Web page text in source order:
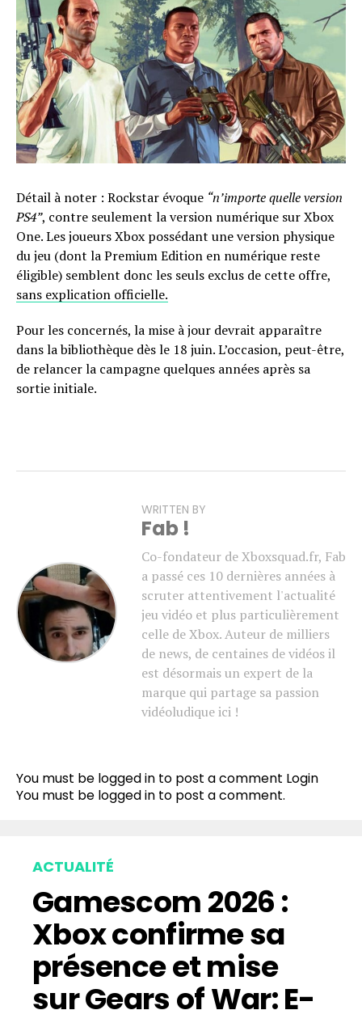
Détail à noter : Rockstar évoque “n’importe quelle version
PS4”, contre seulement la version numérique sur Xbox
One. Les joueurs Xbox possédant une version physique
du jeu (dont la Premium Edition en numérique reste
éligible) semblent donc les seuls exclus de cette offre,
sans explication officielle.
Pour les concernés, la mise à jour devrait apparaître
dans la bibliothèque dès le 18 juin. L’occasion, peut-être,
de relancer la campagne quelques années après sa
sortie initiale.
WRITTEN BY
Fab !
Co-fondateur de Xboxsquad.fr, Fab
a passé ces 10 dernières années à
scruter attentivement l'actualité
jeu vidéo et plus particulièrement
celle de Xbox. Auteur de milliers
de news, de centaines de vidéos il
est désormais un expert de la
marque qui partage sa passion
vidéoludique ici !
You must be logged in to post a comment Login
You must be logged in to post a comment.
ACTUALITÉ
Gamescom 2026 :
Xbox confirme sa
présence et mise
sur Gears of War: E-